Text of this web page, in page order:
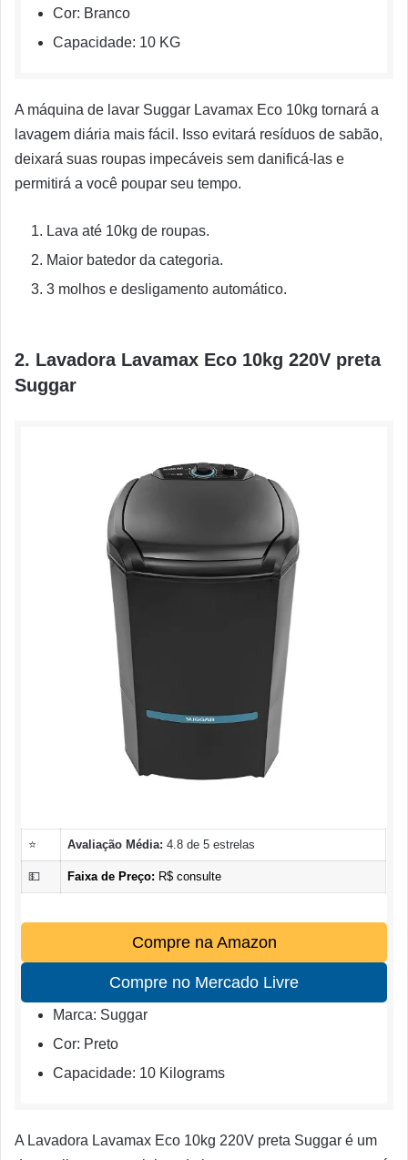
Cor: Branco
Capacidade: 10 KG
A máquina de lavar Suggar Lavamax Eco 10kg tornará a
lavagem diária mais fácil. Isso evitará resíduos de sabão,
deixará suas roupas impecáveis sem danificá-las e
permitirá a você poupar seu tempo.
Lava até 10kg de roupas.
Maior batedor da categoria.
3 molhos e desligamento automático.
2. Lavadora Lavamax Eco 10kg 220V preta
Suggar
⭐ Avaliação Média: 4.8 de 5 estrelas
💵 Faixa de Preço: R$ consulte
Compre na Amazon
Compre no Mercado Livre
Marca: Suggar
Cor: Preto
Capacidade: 10 Kilograms
A Lavadora Lavamax Eco 10kg 220V preta Suggar é um